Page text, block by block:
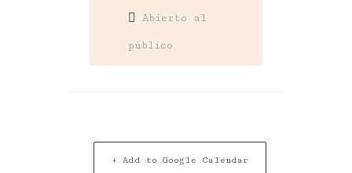
Abierto al
público
+ Add to Google Calendar